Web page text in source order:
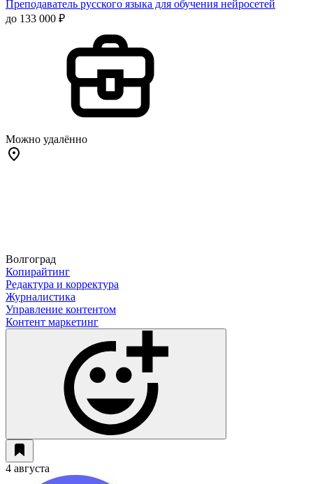
Преподаватель русского языка для обучения нейросетей
до 133 000 ₽
Можно удалённо
Волгоград
Копирайтинг
Редактура и корректура
Журналистика
Управление контентом
Контент маркетинг
4 августа